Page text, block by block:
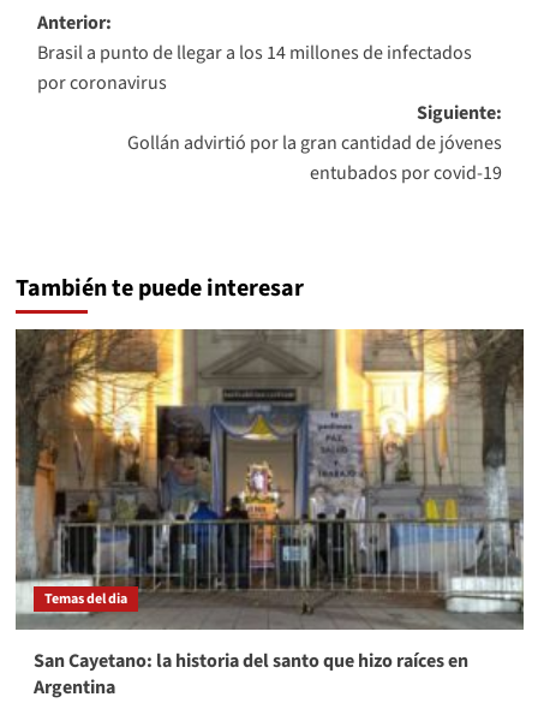
Navegación
de
entradas
Anterior:
Brasil a punto de llegar a los 14 millones de infectados
por coronavirus
Siguiente:
Gollán advirtió por la gran cantidad de jóvenes
entubados por covid-19
También te puede interesar
Temas del dia
San Cayetano: la historia del santo que hizo raíces en
Argentina